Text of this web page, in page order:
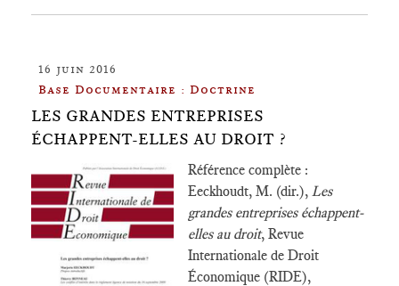
16 juin 2016
Base Documentaire : Doctrine
LES GRANDES ENTREPRISES
ÉCHAPPENT-ELLES AU DROIT ?
Référence complète :
Eeckhoudt, M. (dir.), Les
grandes entreprises échappent-
elles au droit, Revue
Internationale de Droit
Économique (RIDE),